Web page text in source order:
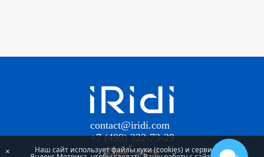
contact@iridi.com
+7 (499) 322-73-29
× Наш сайт использует файлы куки (cookies) и сервис